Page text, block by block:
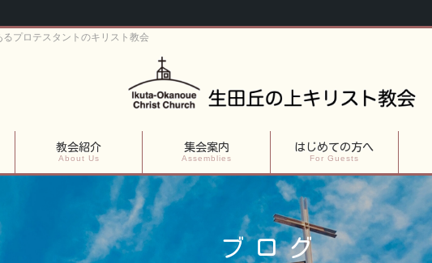
プロテスタントのキリスト教会
教会紹介
About Us
集会案内
Assemblies
はじめての方へ
For Guests
ブログ